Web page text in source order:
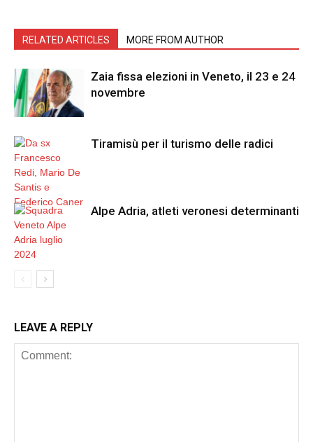
RELATED ARTICLES MORE FROM AUTHOR
Zaia fissa elezioni in Veneto, il 23 e 24
novembre
Tiramisù per il turismo delle radici
Alpe Adria, atleti veronesi determinanti
LEAVE A REPLY